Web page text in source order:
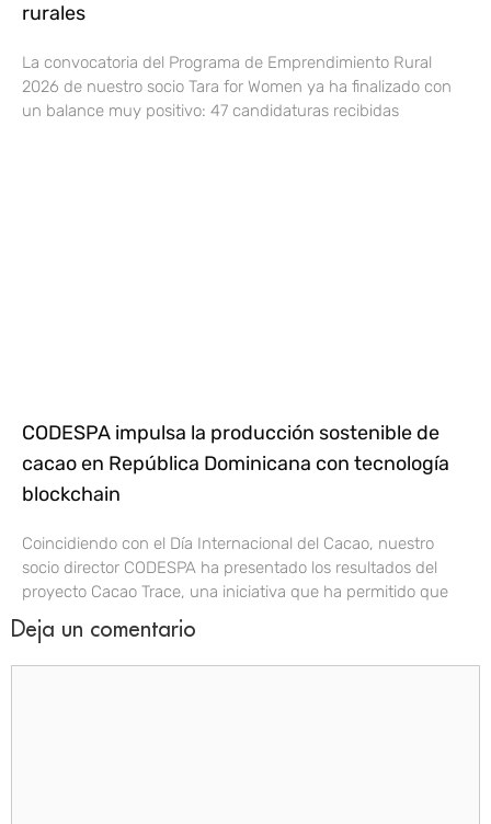
rurales
La convocatoria del Programa de Emprendimiento Rural
2026 de nuestro socio Tara for Women ya ha finalizado con
un balance muy positivo: 47 candidaturas recibidas
CODESPA impulsa la producción sostenible de
cacao en República Dominicana con tecnología
blockchain
Coincidiendo con el Día Internacional del Cacao, nuestro
socio director CODESPA ha presentado los resultados del
proyecto Cacao Trace, una iniciativa que ha permitido que
Deja un comentario